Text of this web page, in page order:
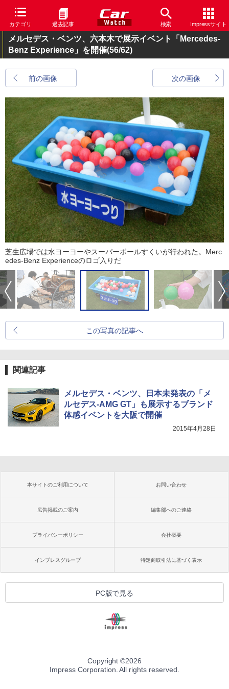
カテゴリ 過去記事 検索 Impressサイト
メルセデス・ベンツ、六本木で展示イベント「Mercedes-
Benz Experience」を開催(56/62)
前の画像 次の画像
芝生広場では水ヨーヨーやスーパーボールすくいが行われた。Merc
edes-Benz Experienceのロゴ入りだ
この写真の記事へ
関連記事
メルセデス・ベンツ、日本未発表の「メ
ルセデス-AMG GT」も展示するブランド
体感イベントを大阪で開催
2015年4月28日
本サイトのご利用について お問い合わせ
広告掲載のご案内 編集部へのご連絡
プライバシーポリシー 会社概要
インプレスグループ 特定商取引法に基づく表示
PC版で見る
Copyright ©2026
Impress Corporation. All rights reserved.